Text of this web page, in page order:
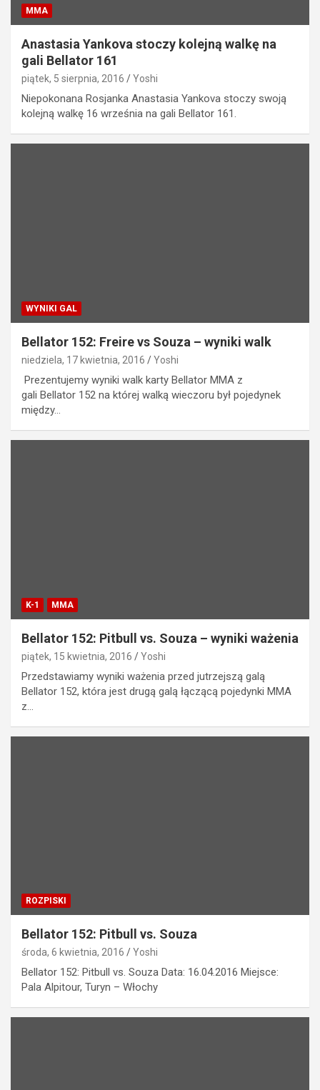
MMA
Anastasia Yankova stoczy kolejną walkę na
gali Bellator 161
piątek, 5 sierpnia, 2016 Yoshi
Niepokonana Rosjanka Anastasia Yankova stoczy swoją
kolejną walkę 16 września na gali Bellator 161.
WYNIKI GAL
Bellator 152: Freire vs Souza – wyniki walk
niedziela, 17 kwietnia, 2016 Yoshi
Prezentujemy wyniki walk karty Bellator MMA z
gali Bellator 152 na której walką wieczoru był pojedynek
między…
K-1 MMA
Bellator 152: Pitbull vs. Souza – wyniki ważenia
piątek, 15 kwietnia, 2016 Yoshi
Przedstawiamy wyniki ważenia przed jutrzejszą galą
Bellator 152, która jest drugą galą łączącą pojedynki MMA
z…
ROZPISKI
Bellator 152: Pitbull vs. Souza
środa, 6 kwietnia, 2016 Yoshi
Bellator 152: Pitbull vs. Souza Data: 16.04.2016 Miejsce:
Pala Alpitour, Turyn – Włochy